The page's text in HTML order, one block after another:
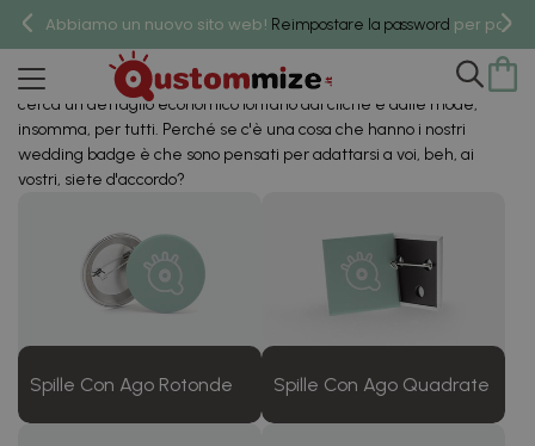
Abbiamo un nuovo sito web! Reimpostare la password per poter
Spille Di Matrimonio
Personalizzati
Per i più divertenti, per i più romantici, per i più creativi, per chi
cerca un dettaglio economico lontano dai cliché e dalle mode,
insomma, per tutti. Perché se c'è una cosa che hanno i nostri
wedding badge è che sono pensati per adattarsi a voi, beh, ai
vostri, siete d'accordo?
Spille Con Ago Rotonde Spille Con Ago Quadrate